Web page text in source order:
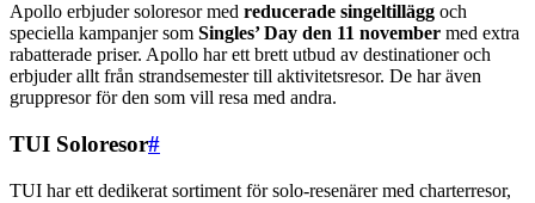
Apollo erbjuder soloresor med reducerade singeltillägg och
speciella kampanjer som Singles’ Day den 11 november med extra
rabatterade priser. Apollo har ett brett utbud av destinationer och
erbjuder allt från strandsemester till aktivitetsresor. De har även
gruppresor för den som vill resa med andra.
TUI Soloresor#
TUI har ett dedikerat sortiment för solo-resenärer med charterresor,